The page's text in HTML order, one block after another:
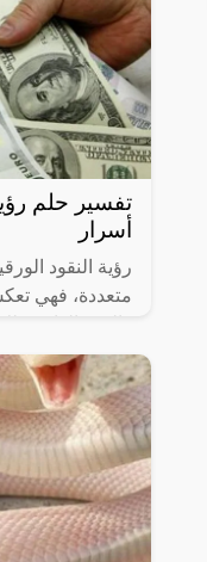
تفسير حلم
أسرار
رؤية النقود
متعددة، فهي
والتحقق من